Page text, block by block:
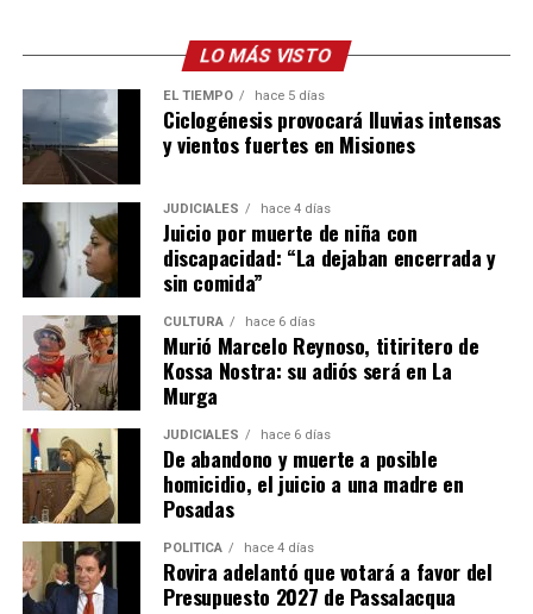
LO MÁS VISTO
EL TIEMPO hace 5 días
Ciclogénesis provocará lluvias intensas
y vientos fuertes en Misiones
JUDICIALES hace 4 días
Juicio por muerte de niña con
discapacidad: “La dejaban encerrada y
sin comida”
CULTURA hace 6 días
Murió Marcelo Reynoso, titiritero de
Kossa Nostra: su adiós será en La
Murga
JUDICIALES hace 6 días
De abandono y muerte a posible
homicidio, el juicio a una madre en
Posadas
POLÍTICA hace 4 días
Rovira adelantó que votará a favor del
Presupuesto 2027 de Passalacqua